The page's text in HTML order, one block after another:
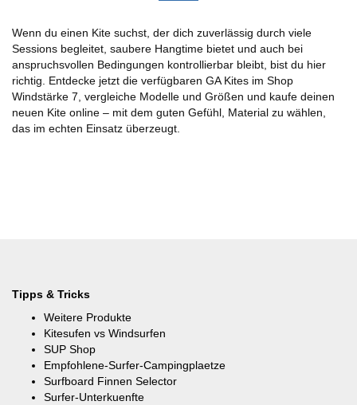
Wenn du einen Kite suchst, der dich zuverlässig durch viele
Sessions begleitet, saubere Hangtime bietet und auch bei
anspruchsvollen Bedingungen kontrollierbar bleibt, bist du hier
richtig. Entdecke jetzt die verfügbaren GA Kites im Shop
Windstärke 7, vergleiche Modelle und Größen und kaufe deinen
neuen Kite online – mit dem guten Gefühl, Material zu wählen,
das im echten Einsatz überzeugt.
Tipps & Tricks
Weitere Produkte
Kitesufen vs Windsurfen
SUP Shop
Empfohlene-Surfer-Campingplaetze
Surfboard Finnen Selector
Surfer-Unterkuenfte